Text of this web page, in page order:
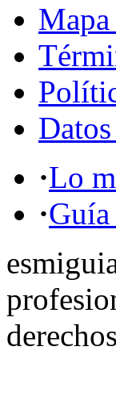
·Lo
·Guía